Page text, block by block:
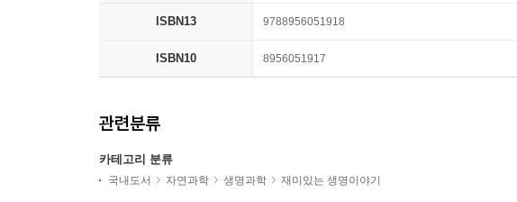
ISBN13 9788956051918
ISBN10 8956051917
관련분류
카테고리 분류
국내도서 자연과학 생명과학 재미있는 생명이야기